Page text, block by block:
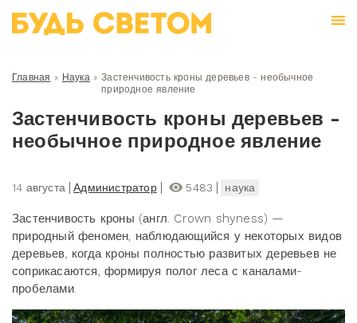
Главная » Наука» Застенчивость кроны деревьев - необычное
природное явление
Застенчивость кроны деревьев -
необычное природное явление
14 августа Администратор 5483 наука
Застенчивость кроны (англ. Crown shyness) —
природный феномен, наблюдающийся у некоторых видов
деревьев, когда кроны полностью развитых деревьев не
соприкасаются, формируя полог леса с каналами-
пробелами.